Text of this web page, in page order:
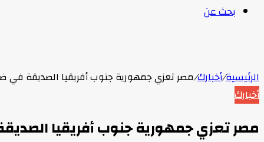
بحث عن
الرئيسية/أخبارك/مصر تعزي جمهورية جنوب أفريقيا الصديقة في
أخبارك
مصر تعزي جمهورية جنوب أفريقيا